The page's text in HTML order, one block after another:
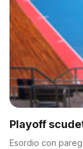
Playoff
Esordio con